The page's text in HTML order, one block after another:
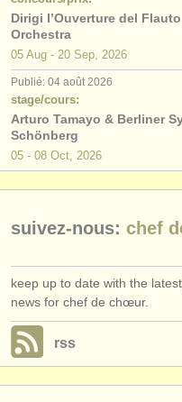
Dirigi l’Ouverture del
Orchestra
05 Aug - 20 Sep, 2026
Publié: 04 août 2026
stage/cours:
Arturo Tamayo & Berliner
Schönberg
05 - 08 Oct, 2026
suivez-nous: chef
keep up to date with the
news for chef de chœur.
rss